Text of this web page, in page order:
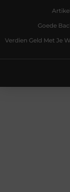
Goede
Verdien Geld Met Je